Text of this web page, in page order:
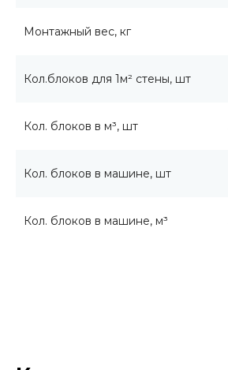
Монтажный вес, кг
Кол.блоков для 1м² стены, шт
Кол. блоков в м³, шт
Кол. блоков в машине, шт
Кол. блоков в машине, м³